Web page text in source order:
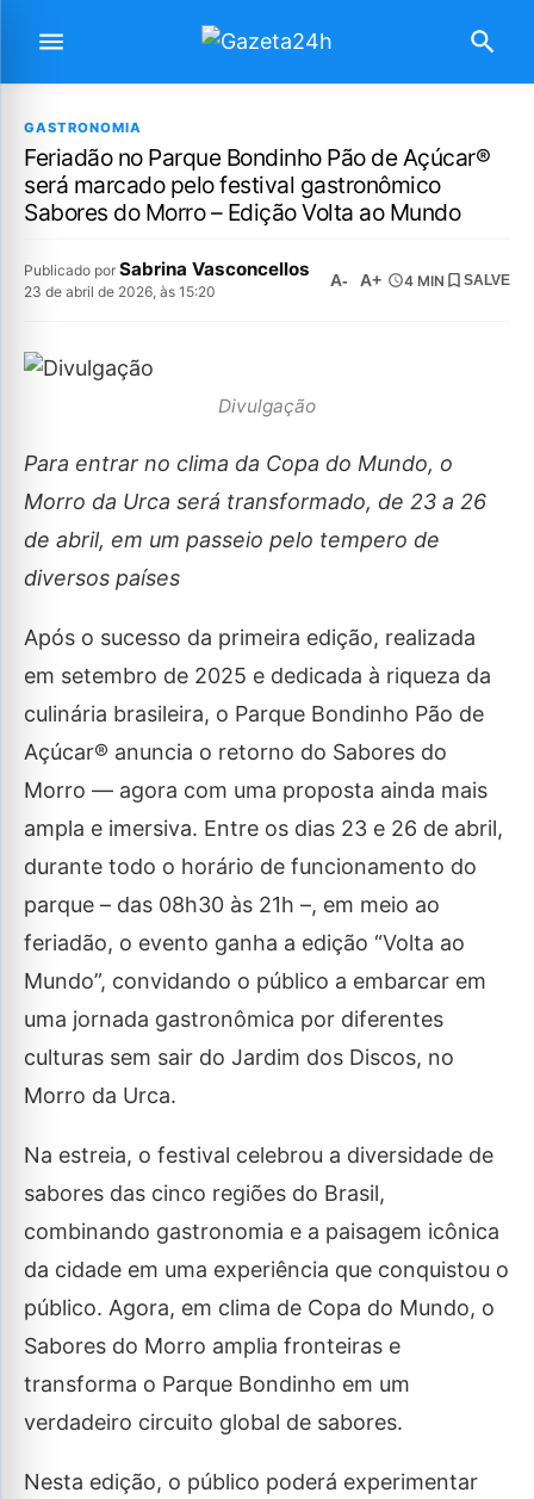
GASTRONOMIA
Feriadão no Parque Bondinho Pão de Açúcar®
será marcado pelo festival gastronômico
Sabores do Morro – Edição Volta ao Mundo
Publicado por Sabrina Vasconcellos
23 de abril de 2026, às 15:20
A- A+ 4 MIN SALVE
Divulgação
Para entrar no clima da Copa do Mundo, o
Morro da Urca será transformado, de 23 a 26
de abril, em um passeio pelo tempero de
diversos países
Após o sucesso da primeira edição, realizada
em setembro de 2025 e dedicada à riqueza da
culinária brasileira, o Parque Bondinho Pão de
Açúcar® anuncia o retorno do Sabores do
Morro — agora com uma proposta ainda mais
ampla e imersiva. Entre os dias 23 e 26 de abril,
durante todo o horário de funcionamento do
parque – das 08h30 às 21h –, em meio ao
feriadão, o evento ganha a edição “Volta ao
Mundo”, convidando o público a embarcar em
uma jornada gastronômica por diferentes
culturas sem sair do Jardim dos Discos, no
Morro da Urca.
Na estreia, o festival celebrou a diversidade de
sabores das cinco regiões do Brasil,
combinando gastronomia e a paisagem icônica
da cidade em uma experiência que conquistou o
público. Agora, em clima de Copa do Mundo, o
Sabores do Morro amplia fronteiras e
transforma o Parque Bondinho em um
verdadeiro circuito global de sabores.
Nesta edição, o público poderá experimentar